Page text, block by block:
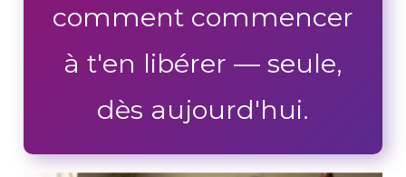
comment commencer
à t'en libérer — seule,
dès aujourd'hui.